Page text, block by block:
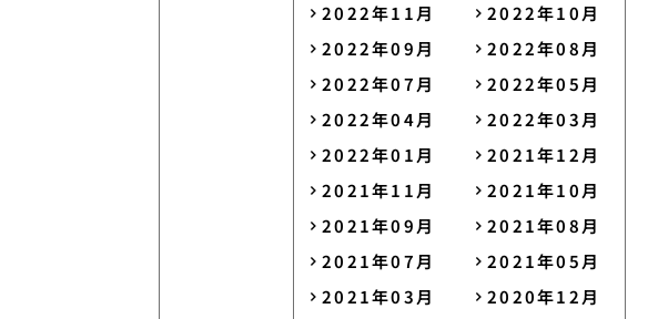
2022年11月
2022年10月
2022年09月
2022年08月
2022年07月
2022年05月
2022年04月
2022年03月
2022年01月
2021年12月
2021年11月
2021年10月
2021年09月
2021年08月
2021年07月
2021年05月
2021年03月
2020年12月